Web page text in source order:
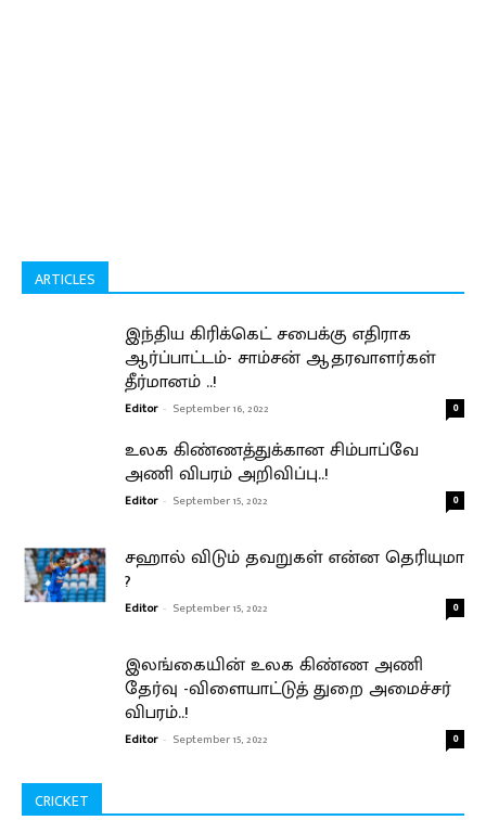
ARTICLES
இந்திய கிரிக்கெட் சபைக்கு எதிராக
ஆர்ப்பாட்டம்- சாம்சன் ஆதரவாளர்கள்
தீர்மானம் ..!
Editor - September 16, 2022 0
உலக கிண்ணத்துக்கான சிம்பாப்வே
அணி விபரம் அறிவிப்பு..!
Editor - September 15, 2022 0
சஹால் விடும் தவறுகள் என்ன தெரியுமா
?
Editor - September 15, 2022 0
இலங்கையின் உலக கிண்ண அணி
தேர்வு -விளையாட்டுத் துறை அமைச்சர்
விபரம்..!
Editor - September 15, 2022 0
CRICKET